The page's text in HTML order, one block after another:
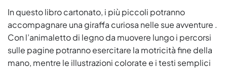
In questo libro cartonato, i più piccoli potranno
accompagnare una giraffa curiosa nelle sue avventure .
Con l’animaletto di legno da muovere lungo i percorsi
sulle pagine potranno esercitare la motricità fine della
mano, mentre le illustrazioni colorate e i testi semplici